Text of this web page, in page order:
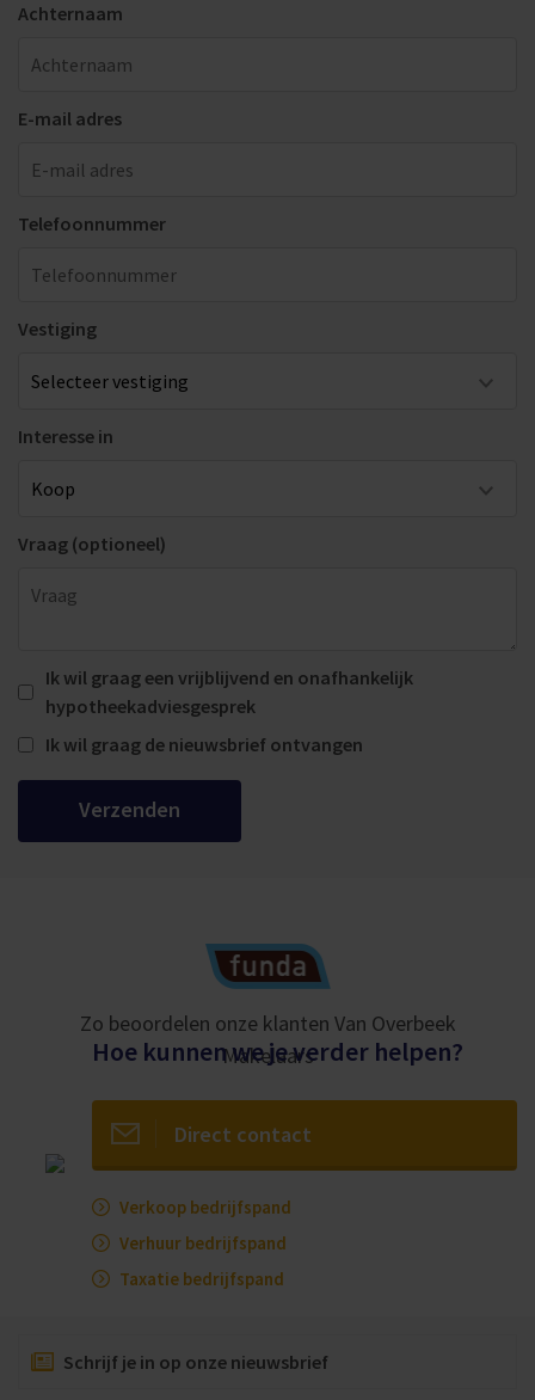
Achternaam
E-mail adres
Telefoonnummer
Vestiging
Interesse in
Vraag (optioneel)
Ik wil graag een vrijblijvend en onafhankelijk
hypotheekadviesgesprek
Ik wil graag de nieuwsbrief ontvangen
Verzenden
Zo beoordelen onze klanten Van Overbeek
Makelaars
Hoe kunnen we je verder helpen?
Direct contact
Verkoop bedrijfspand
Verhuur bedrijfspand
Taxatie bedrijfspand
Schrijf je in op onze nieuwsbrief